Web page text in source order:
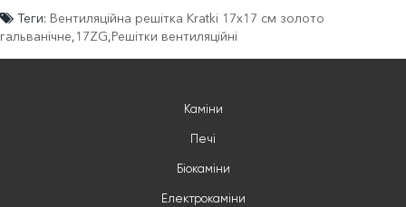
Теги: Вентиляційна решітка Kratki 17x17 см золото
гальванічне,17ZG,Решітки вентиляційні
Каміни
Печі
Біокаміни
Електрокаміни